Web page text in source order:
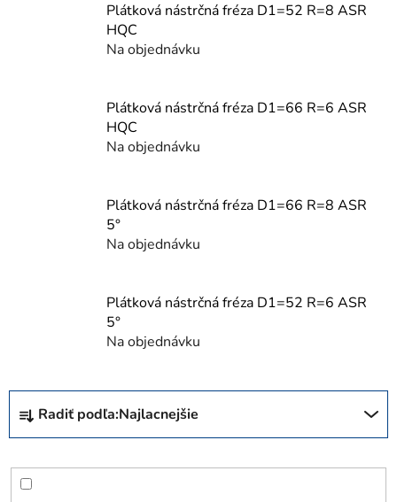
Plátková nástrčná fréza D1=52 R=8 ASR
HQC
Na objednávku
Plátková nástrčná fréza D1=66 R=6 ASR
HQC
Na objednávku
Plátková nástrčná fréza D1=66 R=8 ASR
5°
Na objednávku
Plátková nástrčná fréza D1=52 R=6 ASR
5°
Na objednávku
R
d
e
Radiť podľa:Najlacnejšie